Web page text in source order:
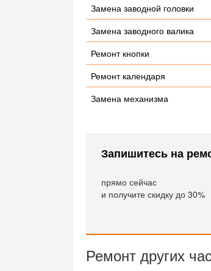
Замена заводной головки
Замена заводного валика
Ремонт кнопки
Ремонт календаря
Замена механизма
Запишитесь на
прямо сейчас
и получите скидку до 30%
Ремонт других